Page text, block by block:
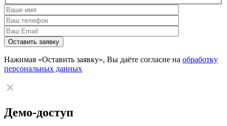
Нажимая «Оставить заявку», Вы даёте согласие на обработку
персональных данных
Демо-доступ